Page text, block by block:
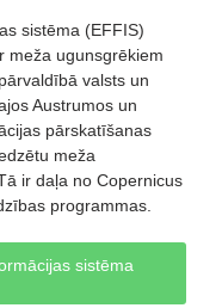
sistēma (EFFIS)
meža ugunsgrēkiem
valsts un
Austrumos un
pārskatīšanas
meža
ir daļa no Copernicus
programmas.
sistēma